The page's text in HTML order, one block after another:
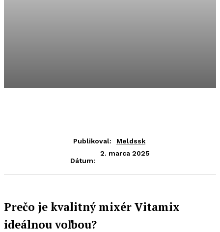
Publikoval: Meldssk
Dátum:
2. marca 2025
Prečo je kvalitný mixér Vitamix
ideálnou voľbou?